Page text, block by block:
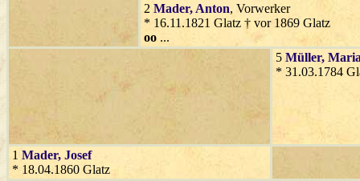
2 Mader, Anton, Vorwerker
* 16.11.1821 Glatz † vor 1869 Glatz
oo ...
5 Müller,
* 31.03.1784
1 Mader, Josef
* 18.04.1860 Glatz